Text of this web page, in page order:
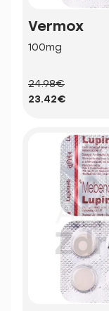
Vermox
100mg
24.98€
23.42€